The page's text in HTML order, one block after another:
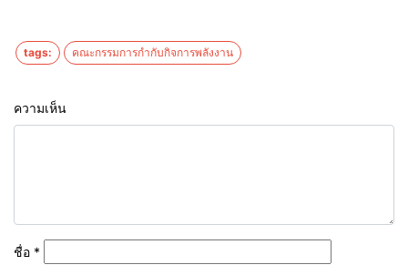
tags: คณะกรรมการกำกับกิจการพลังงาน
ความเห็น
ชื่อ *